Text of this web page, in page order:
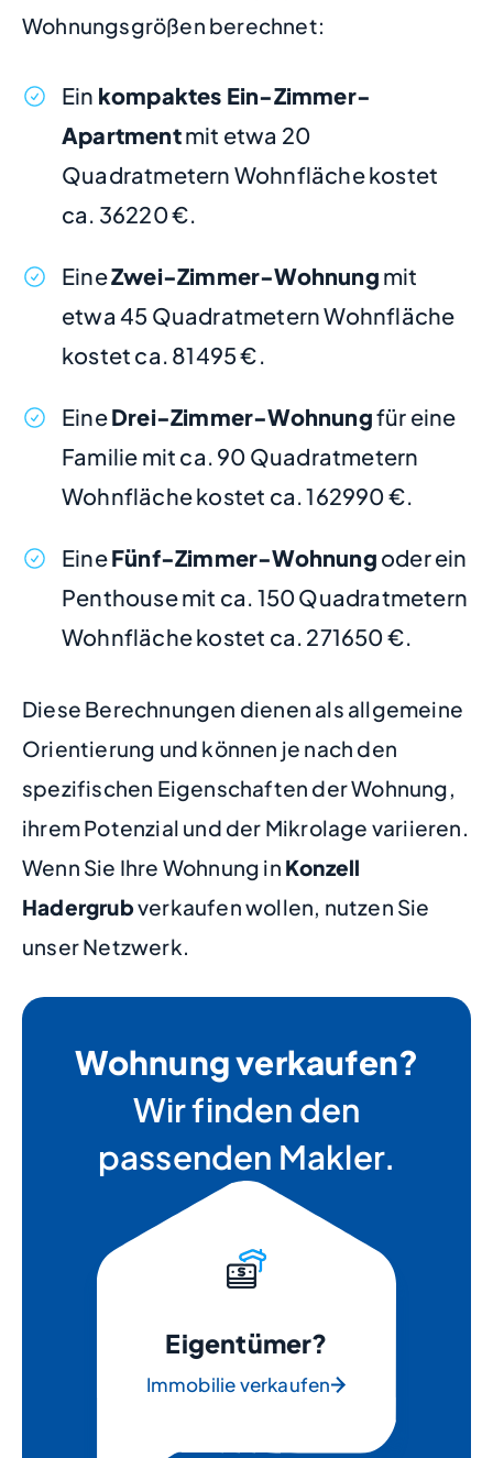
Wohnungsgrößen berechnet:
Ein kompaktes Ein-Zimmer-
Apartmentmit etwa 20
Quadratmetern Wohnfläche kostet
ca. 36220 €.
EineZwei-Zimmer-Wohnung mit
etwa 45 Quadratmetern Wohnfläche
kostet ca. 81495 €.
EineDrei-Zimmer-Wohnungfür eine
Familie mit ca. 90 Quadratmetern
Wohnfläche kostet ca. 162990 €.
EineFünf-Zimmer-Wohnung oder ein
Penthouse mit ca. 150 Quadratmetern
Wohnfläche kostet ca. 271650 €.
Diese Berechnungen dienen als allgemeine
Orientierung und können je nach den
spezifischen Eigenschaften der Wohnung,
ihrem Potenzial und der Mikrolage variieren.
Wenn Sie Ihre Wohnung in Konzell
Hadergrubverkaufen wollen, nutzen Sie
unser Netzwerk.
Wohnung verkaufen?
Wir finden den
passenden Makler.
Eigentümer?
Immobilie verkaufen